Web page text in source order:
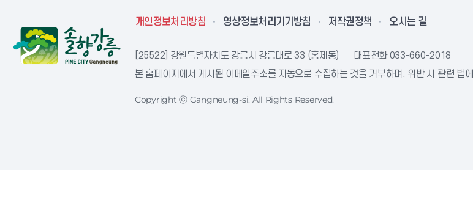
개인정보처리방침 영상정보처리기기방침 저작권정책 오시는 길
[25522] 강원특별자치도 강릉시 강릉대로 33 (홍제동) 대표전화 033-660-2018
본 홈페이지에서 게시된 이메일주소를 자동으로 수집하는 것을 거부하며, 위반 시 관련 법
Copyright ⓒ Gangneung-si. All Rights Reserved.